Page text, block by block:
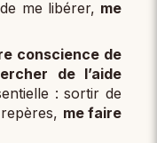
me libérer, me
conscience de
de l’aide
: sortir de
me faire